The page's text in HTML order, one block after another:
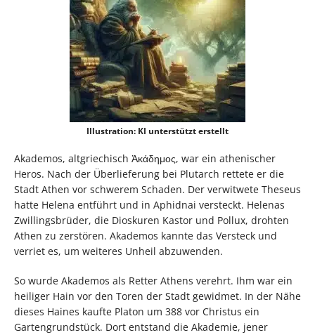
Illustration: KI unterstützt erstellt
Akademos, altgriechisch Ἀκάδημος, war ein athenischer
Heros. Nach der Überlieferung bei Plutarch rettete er die
Stadt Athen vor schwerem Schaden. Der verwitwete Theseus
hatte Helena entführt und in Aphidnai versteckt. Helenas
Zwillingsbrüder, die Dioskuren Kastor und Pollux, drohten
Athen zu zerstören. Akademos kannte das Versteck und
verriet es, um weiteres Unheil abzuwenden.
So wurde Akademos als Retter Athens verehrt. Ihm war ein
heiliger Hain vor den Toren der Stadt gewidmet. In der Nähe
dieses Haines kaufte Platon um 388 vor Christus ein
Gartengrundstück. Dort entstand die Akademie, jener